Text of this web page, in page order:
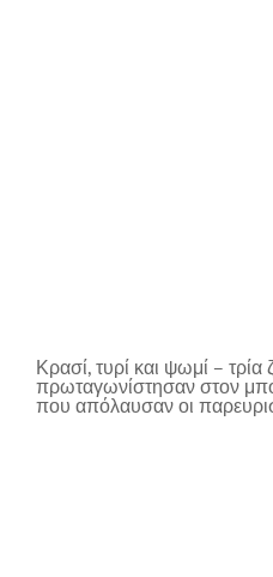
Κρασί, τυρί και ψωμί –
πρωταγωνίστησαν στον
που απόλαυσαν οι